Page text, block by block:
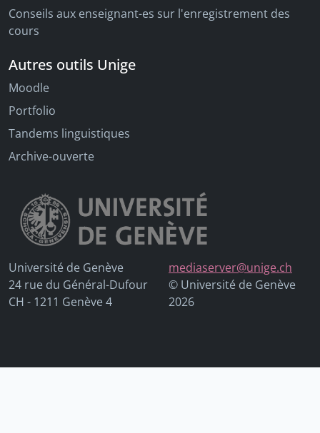
Conseils aux enseignant-es sur l'enregistrement des
cours
Autres outils Unige
Moodle
Portfolio
Tandems linguistiques
Archive-ouverte
Université de Genève
24 rue du Général-Dufour
CH - 1211 Genève 4
mediaserver@unige.ch
© Université de Genève
2026